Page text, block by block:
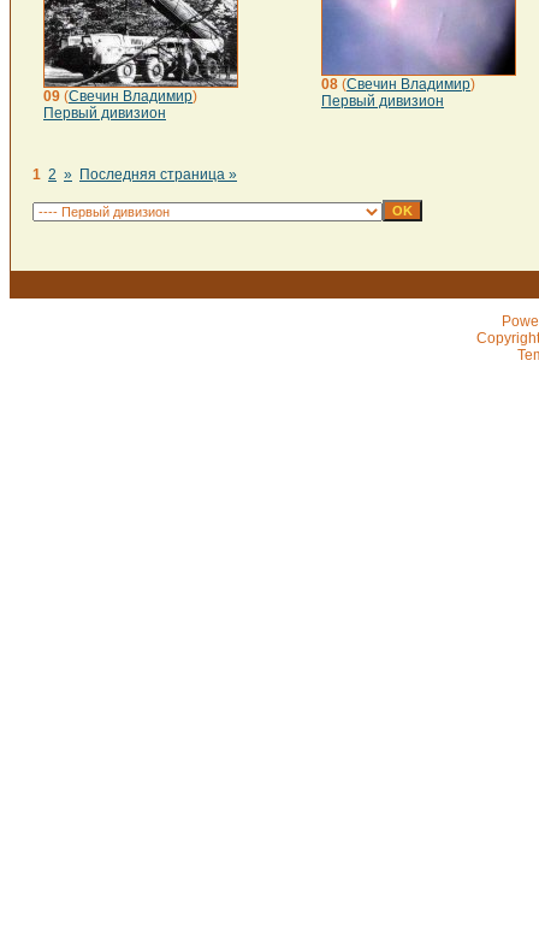
09 (Свечин Владимир)
Первый дивизион
08 (Свечин Владимир)
Первый дивизион
1 2 » Последняя страница »